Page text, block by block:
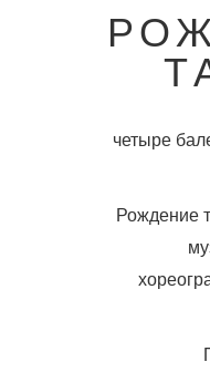
четыре
Рождение